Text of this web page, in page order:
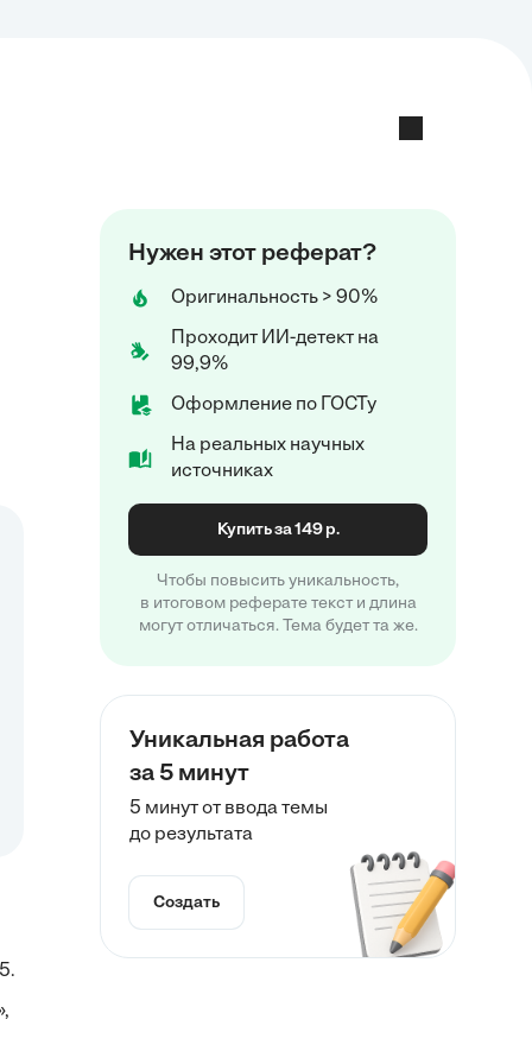
Нужен этот реферат?
Оригинальность > 90%
Проходит ИИ-детект на
99,9%
Оформление по ГОСТу
На реальных научных
источниках
Купить за 149 р.
Чтобы повысить уникальность,
в итоговом реферате текст и длина
могут отличаться. Тема будет та же.
Уникальная работа
за 5 минут
5 минут от ввода темы
до результата
Создать